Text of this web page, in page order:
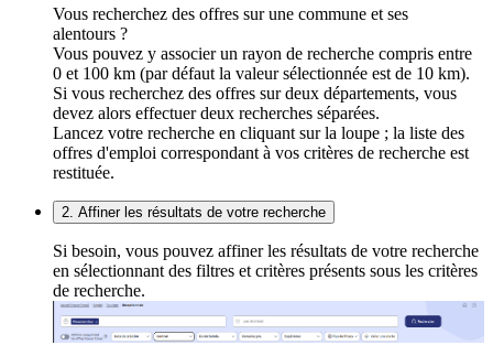
Vous recherchez des offres sur une commune et ses
alentours ?
Vous pouvez y associer un rayon de recherche compris entre
0 et 100 km (par défaut la valeur sélectionnée est de 10 km).
Si vous recherchez des offres sur deux départements, vous
devez alors effectuer deux recherches séparées.
Lancez votre recherche en cliquant sur la loupe ; la liste des
offres d'emploi correspondant à vos critères de recherche est
restituée.
2. Affiner les résultats de votre recherche
Si besoin, vous pouvez affiner les résultats de votre recherche
en sélectionnant des filtres et critères présents sous les critères
de recherche.